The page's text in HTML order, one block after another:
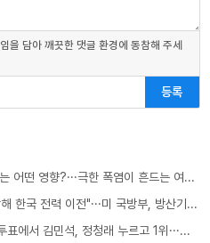
을 담아 깨끗한 댓글 환경에 동참해 주세
등록
[뉴스ON] 부동산 세제개편, 지역에는 어떤 영향?···극한 폭염이 흔드는 여름 일상
"미국, 이란 전쟁으로 패트리엇 급감해 한국 전력 이전"···미 국방부, 방산기업에 "생산 능력 확대 계획 21일까지 제출하라"
더불어민주당 강원·대구·경북 당원 투표에서 김민석, 정청래 누르고 1위···임미애 경북 2위 선전에도 당선권 밖